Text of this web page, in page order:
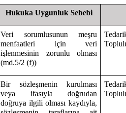
Hukuka Uygunluk Sebebi
Veri sorumlusunun meşru
menfaatleri için veri
işlenmesinin zorunlu olması
(md.5/2 (f))
Bir sözleşmenin kurulması
veya ifasıyla doğrudan
doğruya ilgili olması kaydıyla,